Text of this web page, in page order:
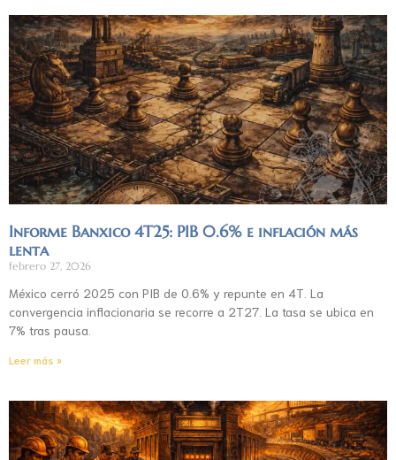
Informe Banxico 4T25: PIB 0.6% e inflación más
lenta
febrero 27, 2026
México cerró 2025 con PIB de 0.6% y repunte en 4T. La
convergencia inflacionaria se recorre a 2T27. La tasa se ubica en
7% tras pausa.
Leer más »